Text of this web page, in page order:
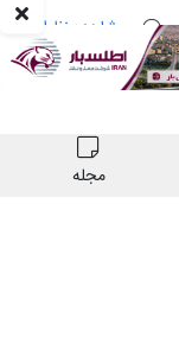
مجله